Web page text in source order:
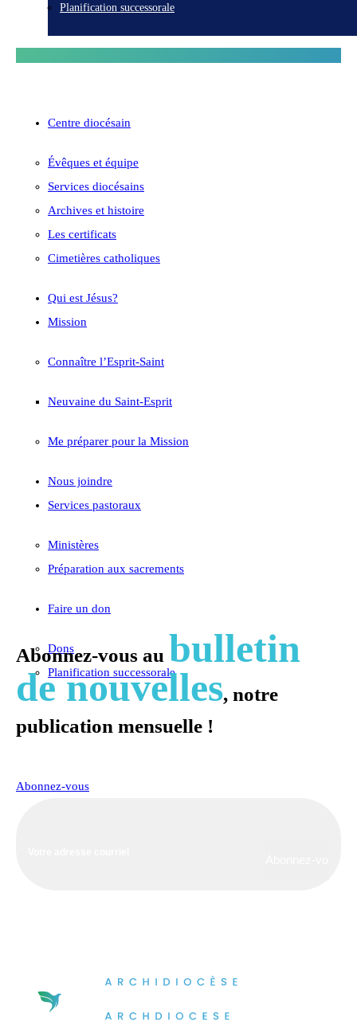
Planification successorale
Centre diocésain
Évêques et équipe
Services diocésains
Archives et histoire
Les certificats
Cimetières catholiques
Qui est Jésus?
Mission
Connaître l’Esprit-Saint
Neuvaine du Saint-Esprit
Me préparer pour la Mission
Nous joindre
Services pastoraux
Ministères
Préparation aux sacrements
Faire un don
Dons
Planification successorale
Abonnez-vous au bulletin
de nouvelles, notre
publication mensuelle !
Abonnez-vous